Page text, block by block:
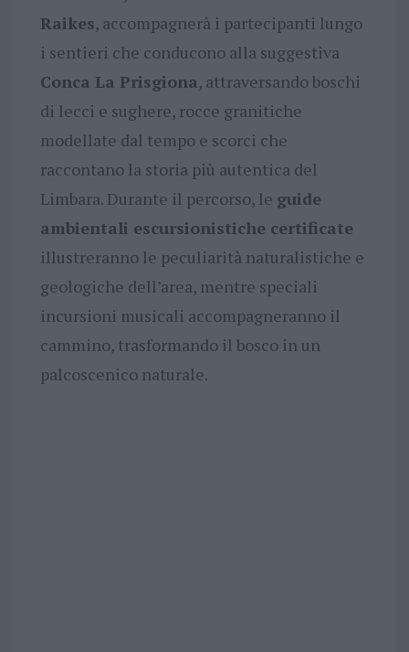
Raikes, accompagnerà i partecipanti lungo
i sentieri che conducono alla suggestiva
Conca La Prisgiona, attraversando boschi
di lecci e sughere, rocce granitiche
modellate dal tempo e scorci che
raccontano la storia più autentica del
Limbara. Durante il percorso, le guide
ambientali escursionistiche certificate
illustreranno le peculiarità naturalistiche e
geologiche dell’area, mentre speciali
incursioni musicali accompagneranno il
cammino, trasformando il bosco in un
palcoscenico naturale.